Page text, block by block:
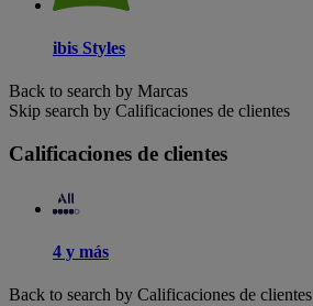
ibis Styles
Back to search by Marcas
Skip search by Calificaciones de clientes
Calificaciones de clientes
4 y más
Back to search by Calificaciones de clientes